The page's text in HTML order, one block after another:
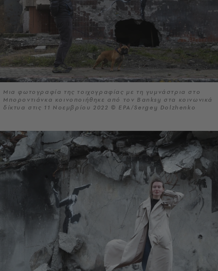
Μια φωτογραφία της τοιχογραφίας με τη γυμνάστρια στο
Μποροντιάνκα κοινοποιήθηκε από τον Banksy στα κοινωνικά
δίκτυα στις 11 Νοεμβρίου 2022 © EPA/Sergey Dolzhenko